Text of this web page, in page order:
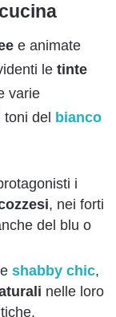
e animate
le tinte
varie
toni del bianco
i
, nei forti
del blu o
shabby chic,
nelle loro